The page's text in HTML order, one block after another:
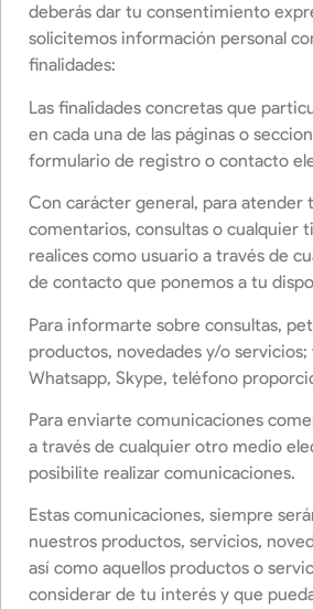
deberás dar tu consentimiento
solicitemos información personal
finalidades:
Las finalidades concretas que
en cada una de las páginas o
formulario de registro o contacto
Con carácter general, para atender
comentarios, consultas o cualquier
realices como usuario a través de
de contacto que ponemos a tu
Para informarte sobre consultas,
productos, novedades y/o
Whatsapp, Skype, teléfono
Para enviarte comunicaciones
a través de cualquier otro medio
posibilite realizar comunicaciones.
Estas comunicaciones, siempre
nuestros productos, servicios,
así como aquellos productos o
considerar de tu interés y que